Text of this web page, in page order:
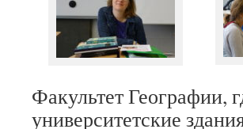
Факультет Географии,
университетские